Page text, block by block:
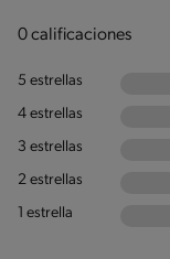
0 calificaciones
5 estrellas
4 estrellas
3 estrellas
2 estrellas
1 estrella